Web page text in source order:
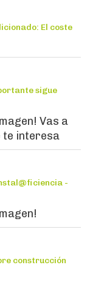
El coste
sigue
Vas a
te interesa
-
construcción